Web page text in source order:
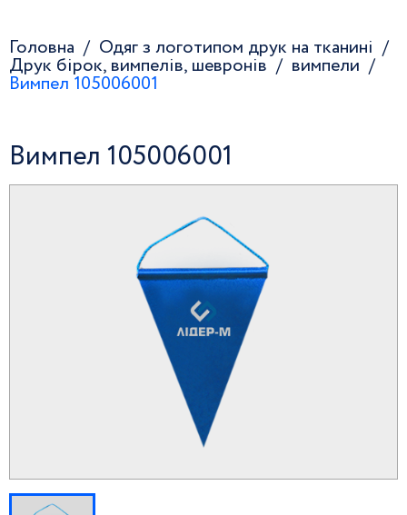
Головна
Одяг з логотипом друк на тканині
Друк бірок, вимпелів, шевронів
вимпели
Вимпел 105006001
Вимпел 105006001